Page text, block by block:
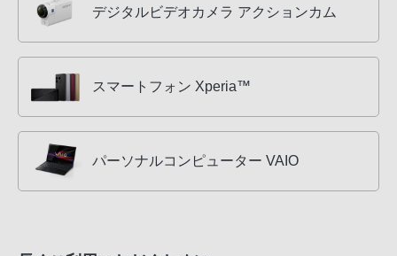
デジタルビデオカメラ アクションカム
スマートフォン Xperia™
パーソナルコンピューター VAIO